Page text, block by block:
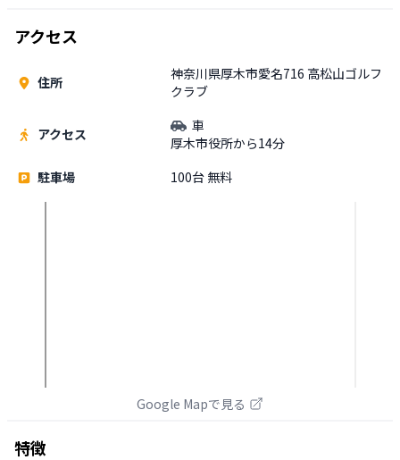
アクセス
住所
神奈川県厚木市愛名716 高松山ゴルフ
クラブ
アクセス
車
厚木市役所から14分
駐車場
100台 無料
Google Mapで見る
特徴